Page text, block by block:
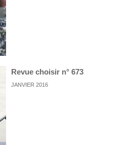
Revue choisir n° 673
JANVIER 2016